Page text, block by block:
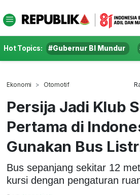
Hot Topics: #Gubernur BI Mundur
Ekonomi Otomotif
Persija Jadi Klub
Pertama di
Gunakan Bus
Bus sepanjang sekitar 12
kursi dengan pengaturan